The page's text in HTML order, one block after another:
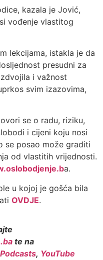
kazala je Jović,
vođenje vlastitog
lekcijama, istakla je da
presudni za
i važnost
svim izazovima,
se o radu, riziku,
i cijeni koju nosi
se posao može graditi
od vlastitih vrijednosti.
a.
u kojoj je gošća bila
OVDJE.
te na
, YouTube